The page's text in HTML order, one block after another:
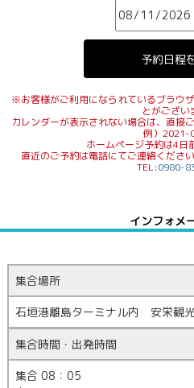
※お客様がご利用になられているブラウ
とがござい
カレンダーが表示されない場合は、直接
例）2021-
ホームページ予約は4日
直近のご予約は電話にてご連絡くださ
TEL:0980-
インフォメ
集合場所
石垣港離島ターミナル内 安栄観
集合時間・出発時間
集合 08：05